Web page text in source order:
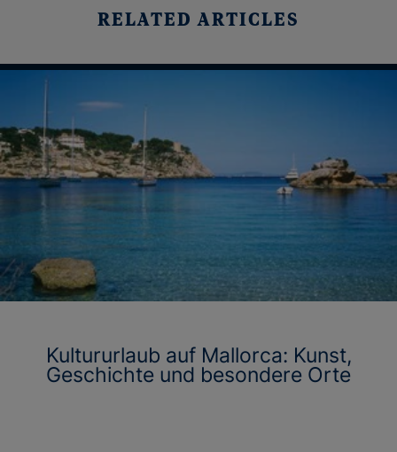
RELATED ARTICLES
Kultururlaub auf Mallorca: Kunst,
Geschichte und besondere Orte